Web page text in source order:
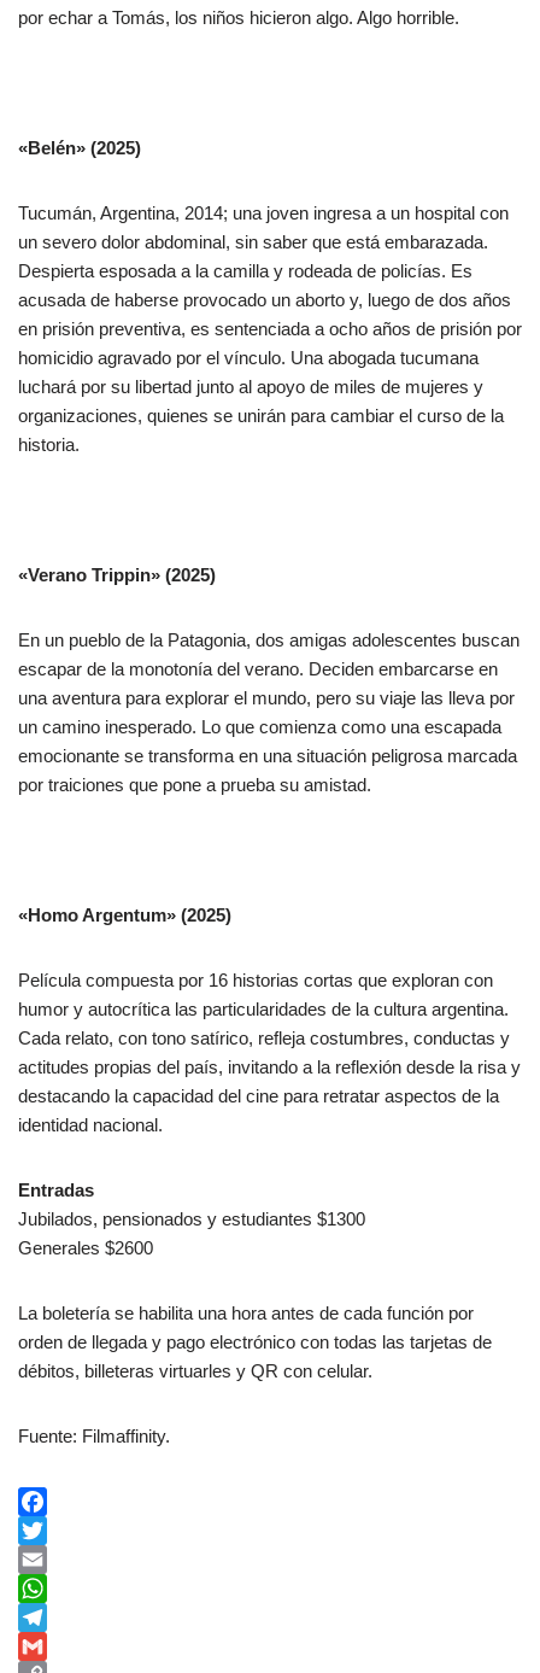
por echar a Tomás, los niños hicieron algo. Algo horrible.
«Belén» (2025)
Tucumán, Argentina, 2014; una joven ingresa a un hospital con
un severo dolor abdominal, sin saber que está embarazada.
Despierta esposada a la camilla y rodeada de policías. Es
acusada de haberse provocado un aborto y, luego de dos años
en prisión preventiva, es sentenciada a ocho años de prisión por
homicidio agravado por el vínculo. Una abogada tucumana
luchará por su libertad junto al apoyo de miles de mujeres y
organizaciones, quienes se unirán para cambiar el curso de la
historia.
«Verano Trippin» (2025)
En un pueblo de la Patagonia, dos amigas adolescentes buscan
escapar de la monotonía del verano. Deciden embarcarse en
una aventura para explorar el mundo, pero su viaje las lleva por
un camino inesperado. Lo que comienza como una escapada
emocionante se transforma en una situación peligrosa marcada
por traiciones que pone a prueba su amistad.
«Homo Argentum» (2025)
Película compuesta por 16 historias cortas que exploran con
humor y autocrítica las particularidades de la cultura argentina.
Cada relato, con tono satírico, refleja costumbres, conductas y
actitudes propias del país, invitando a la reflexión desde la risa y
destacando la capacidad del cine para retratar aspectos de la
identidad nacional.
Entradas
Jubilados, pensionados y estudiantes $1300
Generales $2600
La boletería se habilita una hora antes de cada función por
orden de llegada y pago electrónico con todas las tarjetas de
débitos, billeteras virtuarles y QR con celular.
Fuente: Filmaffinity.
F
a
c
e
b
T
w
t
E
m
a
W
h
T